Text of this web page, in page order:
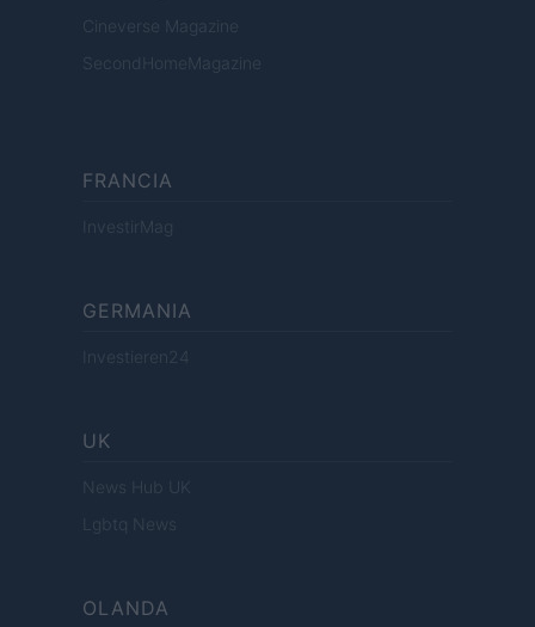
Cineverse Magazine
SecondHomeMagazine
FRANCIA
InvestirMag
GERMANIA
Investieren24
UK
News Hub UK
Lgbtq News
OLANDA